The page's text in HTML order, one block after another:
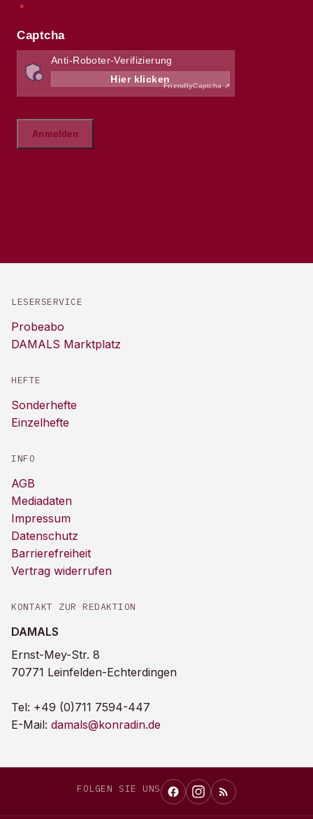
LESERSERVICE
Probeabo
DAMALS Marktplatz
HEFTE
Sonderhefte
Einzelhefte
INFO
AGB
Mediadaten
Impressum
Datenschutz
Barrierefreiheit
Vertrag widerrufen
KONTAKT ZUR REDAKTION
DAMALS
Ernst-Mey-Str. 8
70771 Leinfelden-Echterdingen
Tel: +49 (0)711 7594-447
E-Mail: damals@konradin.de
FOLGEN SIE UNS